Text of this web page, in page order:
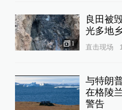
1
良田被
光多地
直击现场
与特朗
在格陵
警告